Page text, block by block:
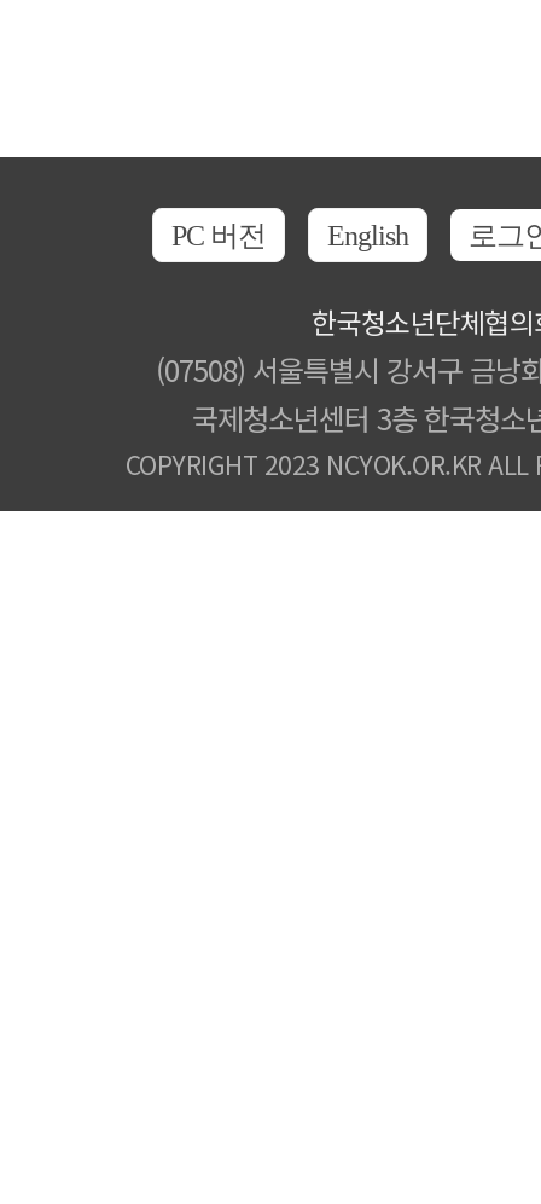
PC 버전 English 로그
한국청소년단체협
(07508) 서울특별시 강서구 금낭
국제청소년센터 3층 한국청소
COPYRIGHT 2023 NCYOK.OR.KR ALL